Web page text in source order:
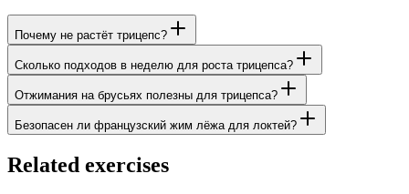
Почему не растёт трицепс?
Сколько подходов в неделю для роста трицепса?
Отжимания на брусьях полезны для трицепса?
Безопасен ли французский жим лёжа для локтей?
Related exercises